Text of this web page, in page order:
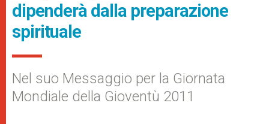
dipenderà dalla preparazione
spirituale
Nel suo Messaggio per la Giornata
Mondiale della Gioventù 2011